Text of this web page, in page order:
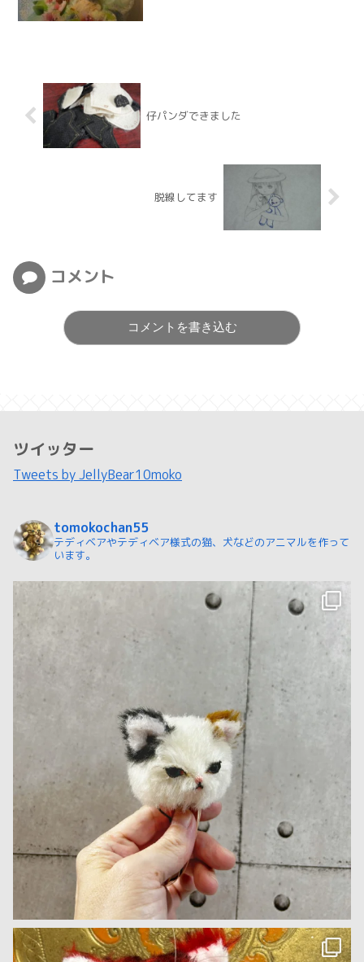
仔パンダできました
脱線してます
コメント
コメントを書き込む
ツイッター
Tweets by JellyBear10moko
tomokochan55
テディベアやテディベア様式の猫、犬などのアニマルを作って
います。